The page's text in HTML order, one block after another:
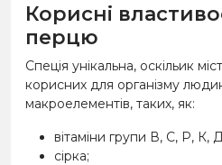
Корисні
перцю
Спеція унікальна, оскільик
корисних для організму
макроелементів, таких, як:
вітаміни групи В, С, Р, К,
сірка;